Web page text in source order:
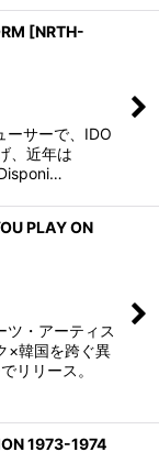
[NRTH-
ーサーで、IDO
、近年は
PLAY ON
ツ・アーティス
×韓国を跨ぐ異
リリース。
1973-1974